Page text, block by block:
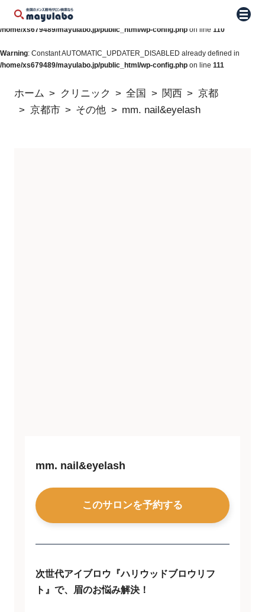
Warning: Constant WP_AUTO_UPDATE_CORE already defined in
/home/xs679489/mayulabo.jp/public_html/wp-config.php on line 110
Warning: Constant AUTOMATIC_UPDATER_DISABLED already defined in
/home/xs679489/mayulabo.jp/public_html/wp-config.php on line 111
メニ
ホーム クリニック 全国 関西
京都
京都市
その他 mm. nail&eyelash
mm. nail&eyelash
このサロンを予約する
次世代アイブロウ『ハリウッドブロウリフ
ト』で、眉のお悩み解決！